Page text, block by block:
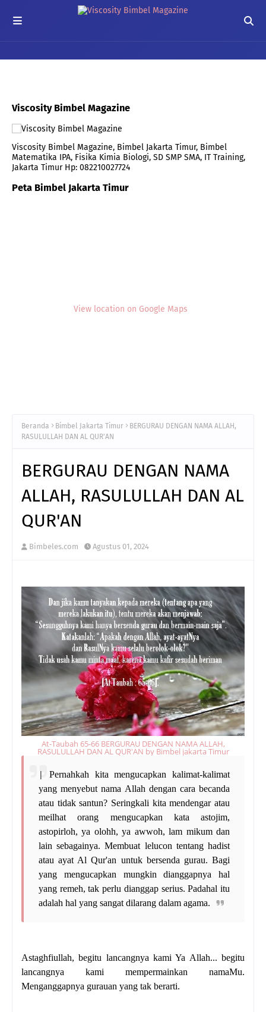
Viscosity Bimbel Magazine
Viscosity Bimbel Magazine, Bimbel Jakarta Timur, Bimbel
Matematika IPA, Fisika Kimia Biologi, SD SMP SMA, IT Training,
Jakarta Timur Hp: 082210027724
Peta Bimbel Jakarta Timur
View location on Google Maps
Beranda Bimbel Jakarta Timur
BERGURAU DENGAN NAMA ALLAH,
RASULULLAH DAN AL QUR'AN
BERGURAU DENGAN NAMA
ALLAH, RASULULLAH DAN AL
QUR'AN
Bimbeles.com Agustus 01, 2024
At-Taubah 65-66 BERGURAU DENGAN NAMA ALLAH,
RASULULLAH DAN AL QUR'AN by Bimbel jakarta Timur
|
Pernahkah kita mengucapkan kalimat-kalimat
yang menyebut nama Allah dengan cara becanda
atau tidak santun? Seringkali kita mendengar atau
meilhat orang mengucapkan kata astojim,
astopirloh, ya olohh, ya awwoh, lam mikum dan
lain sebagainya. Membuat lelucon tentang hadist
atau ayat Al Qur'an untuk bersenda gurau. Bagi
yang mengucapkan mungkin dianggapnya hal
yang remeh, tak perlu dianggap serius. Padahal itu
adalah hal yang sangat dilarang dalam agama.
Astaghfiullah, begitu lancangnya kami Ya Allah... begitu
lancangnya kami mempermainkan namaMu.
Menganggapnya gurauan yang tak berarti.